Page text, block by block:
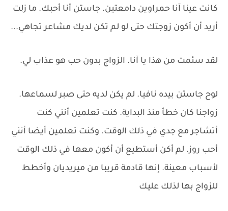
كانت عينا آنا حمراوين دامعتين. جاستن أنا أحبك. ما زلت
أريد أن أكون زوجتك حتى لو لم تكن لديك مشاعر تجاهي...
لقد سئمت من هذا يا آنا. الزواج بدون حب هو عذاب لي.
لوح جاستن بيده نافيا. لم يكن لديه حتى صبر لسماعها.
زواجنا كان خطأ منذ البداية. كنت تعلمين أنني كنت
أتشاجر مع جدي في ذلك الوقت. وكنت تعلمين أيضا أنني
أحب روز. لم أكن أستطيع أن أكون معها في ذلك الوقت
لأسباب معينة. إنها قادمة قريبا من ميريديان وأخطط
للزواج بها لذلك عليك